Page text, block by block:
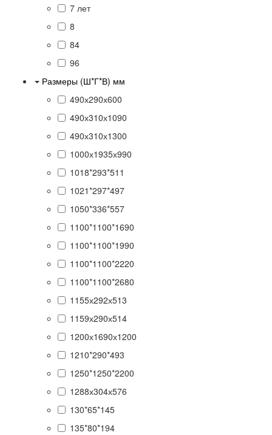
7 лет
8
84
96
Размеры (Ш*Г*В) мм
490х290х600
490х310х1090
490х310х1300
1000х1935х990
1018*293*511
1021*297*497
1050*336*557
1100*1100*1690
1100*1100*1990
1100*1100*2220
1100*1100*2680
1155х292х513
1159х290х514
1200х1690х1200
1210*290*493
1250*1250*2200
1288х304х576
130*65*145
135*80*194